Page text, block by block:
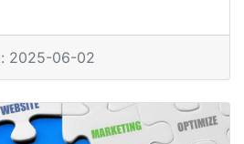
2025-06-02